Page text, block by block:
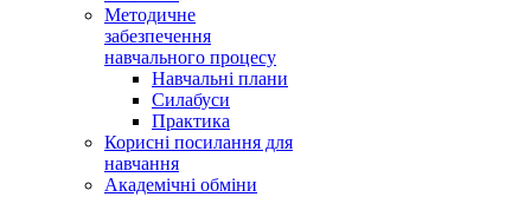
Методичне
забезпечення
навчального процесу
Навчальні плани
Силабуси
Практика
Корисні посилання для
навчання
Академічні обміни